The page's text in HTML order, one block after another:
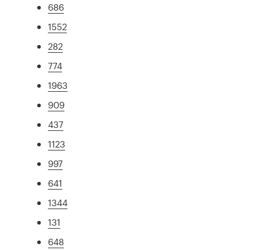
686
1552
282
774
1963
909
437
1123
997
641
1344
131
648